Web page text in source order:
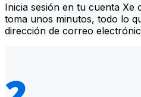
Inicia sesión en tu cuenta Xe
toma unos minutos, todo lo
dirección de correo